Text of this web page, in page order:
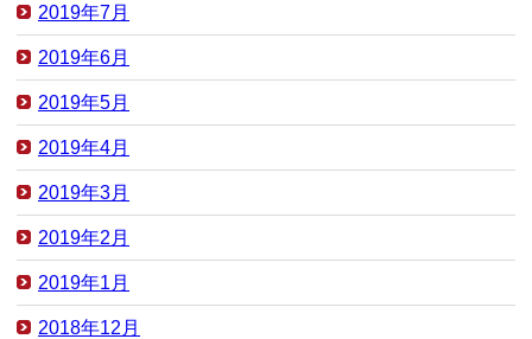
2019年7月
2019年6月
2019年5月
2019年4月
2019年3月
2019年2月
2019年1月
2018年12月